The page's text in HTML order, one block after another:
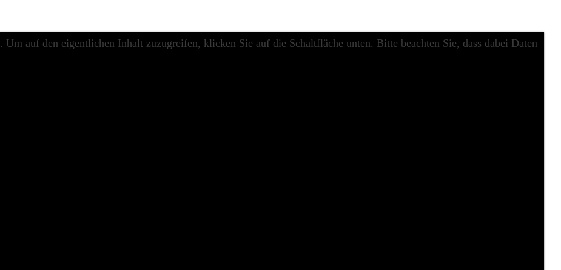
. Um auf den eigentlichen Inhalt zuzugreifen, klicken Sie auf die Schaltfläche unten. Bitte beachten Sie, dass dabei Daten